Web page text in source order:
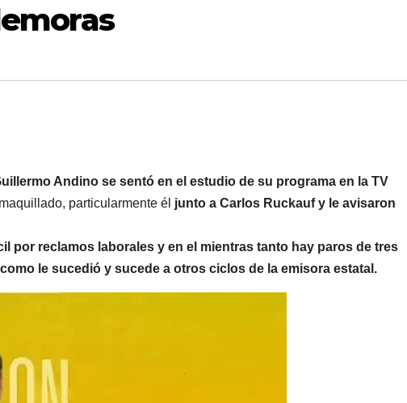
Andino se sentó en el estudio de su programa en la TV
particularmente él junto a Carlos Ruckauf y le avisaron
por reclamos laborales y en el mientras tanto hay paros de tres
le sucedió y sucede a otros ciclos de la emisora estatal.